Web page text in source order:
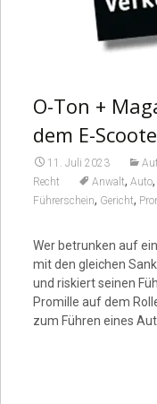
O-Ton +
dem E-
11. Juli 2023
Recht Anwalt, Auto,
Führerschein, Gericht,
Wer betrunken auf
mit den gleichen
und riskiert seinen
Promille auf dem
zum Führen eines